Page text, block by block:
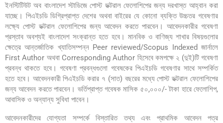
ইনস্টিটিউট অব বাংলাদেশ স্টাডিজে পোস্ট ডক্টরাল ফেলোশিপের জন্য দরখাস্ত আহ্বান করা
যাচ্ছে। পিএইচডি ডিগ্রিপ্রাপ্ত দেশের অথবা বাইরের যে কোনো ব্যক্তি উচ্চতর গবেষণার
লক্ষ্যে পোস্ট ডক্টরাল ফেলোশিপের জন্য আবেদন করতে পারবেন। আবেদনকারীর গবেষণা
প্রস্তাব অবশ্যই বাংলাদেশ সংক্রান্ত হতে হবে। মানবিক ও বাণিজ্য শাখার বিষয়গুলোর
ক্ষেত্রে আন্তর্জাতিক খ্যাতিসম্পন্ন Peer reviewed/Scopus Indexed জার্নালে
First Author অথবা Corresponding Author হিসেবে কমপক্ষে ২ (দুই)টি গবেষণা
প্রবন্ধ থাকতে হবে। গবেষণা প্রবন্ধগুলো গবেষকের পিএইচডি গবেষণার সাথে সম্পর্কিত
হতে হবে। আবেদনকারী পিএইচডি করার ৭ (সাত) বছরের মধ্যে পোস্ট ডক্টরাল ফেলোশিপের
জন্য আবেদন করতে পারবেন। ভর্তিপ্রাপ্ত গবেষক মাসিক ৫০,০০০/- টাকা হারে ফেলোশিপ,
আবাসিক ও অন্যান্য সুবিধা পাবেন।
আবেদনকারীদের যোগ্যতা সম্পর্কে বিস্তারিত তথ্য এবং প্রাথমিক আবেদন পত্র